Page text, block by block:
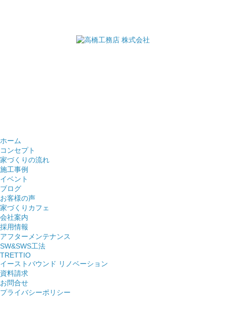
ホーム
コンセプト
家づくりの流れ
施工事例
イベント
ブログ
お客様の声
家づくりカフェ
会社案内
採用情報
アフターメンテナンス
SW&SWS工法
TRETTIO
イーストバウンド リノベーション
資料請求
お問合せ
プライバシーポリシー